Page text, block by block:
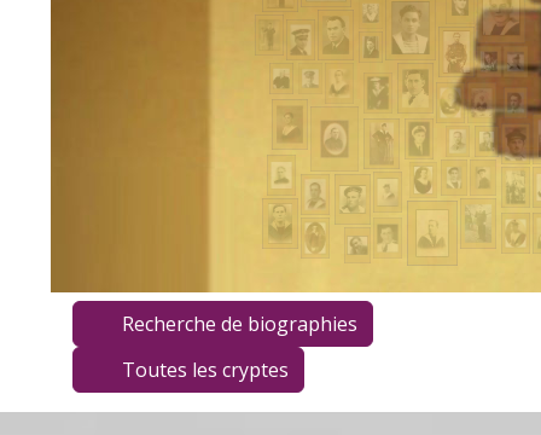
Recherche de biographies
Toutes les cryptes